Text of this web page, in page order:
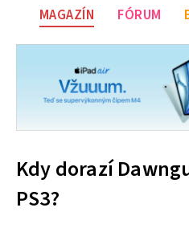
MAGAZÍN FÓRUM
Kdy dorazí
PS3?